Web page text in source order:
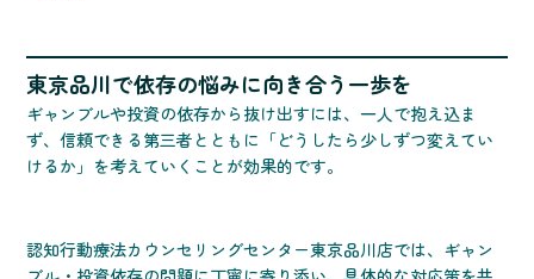
東京品川で依存の悩みに向き合う一歩を
ギャンブルや投資の依存から抜け出すには、一人で抱え込ま
ず、信頼できる第三者とともに「どうしたら少しずつ変えてい
けるか」を考えていくことが効果的です。
認知行動療法カウンセリングセンター東京品川店では、ギャン